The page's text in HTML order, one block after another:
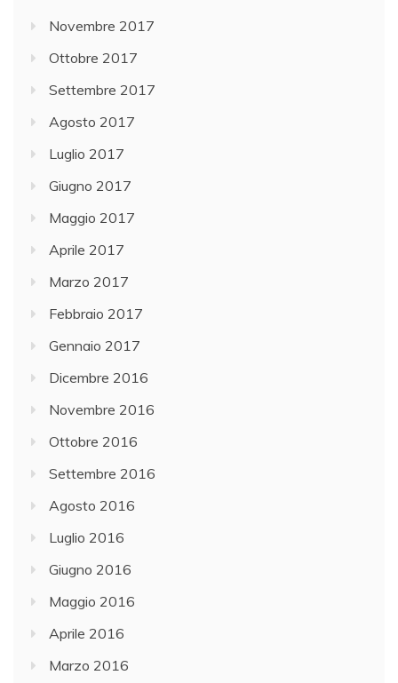
Novembre 2017
Ottobre 2017
Settembre 2017
Agosto 2017
Luglio 2017
Giugno 2017
Maggio 2017
Aprile 2017
Marzo 2017
Febbraio 2017
Gennaio 2017
Dicembre 2016
Novembre 2016
Ottobre 2016
Settembre 2016
Agosto 2016
Luglio 2016
Giugno 2016
Maggio 2016
Aprile 2016
Marzo 2016